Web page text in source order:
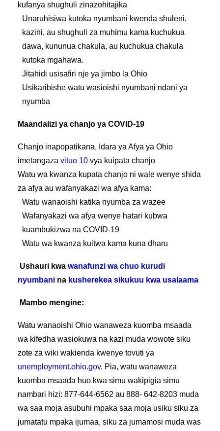
kufanya shughuli zinazohitajika
Unaruhisiwa kutoka nyumbani kwenda shuleni,
kazini, au shughuli za muhimu kama kuchukua
dawa, kununua chakula, au kuchukua chakula
kutoka mgahawa.
Jitahidi usisafiri nje ya jimbo la Ohio
Usikaribishe watu wasioishi nyumbani ndani ya
nyumba
Maandalizi ya chanjo ya COVID-19
Chanjo inapopatikana, Idara ya Afya ya Ohio
imetangaza vituo 10 vya kuipata chanjo
Watu wa kwanza kupata chanjo ni wale wenye shida
za afya au wafanyakazi wa afya kama:
Watu wanaoishi katika nyumba za wazee
Wafanyakazi wa afya wenye hatari kubwa
kuambukizwa na COVID-19
Watu wa kwanza kuitwa kama kuna dharu
Ushauri kwa wanafunzi wa chuo kurudi
nyumbani na kusherekea sikukuu kwa usalaama
Mambo mengine:
Watu wanaoishi Ohio wanaweza kuomba msaada
wa kifedha wasiokuwa na kazi muda wowote siku
zote za wiki wakienda kwenye tovuti ya
unemployment.ohio.gov. Pia, watu wanaweza
kuomba msaada huo kwa simu wakipigia simu
nambari hizi: 877-644-6562 au 888- 642-8203 muda
wa saa moja asubuhi mpaka saa moja usiku siku za
jumatatu mpaka ijumaa, siku za jumamosi muda was